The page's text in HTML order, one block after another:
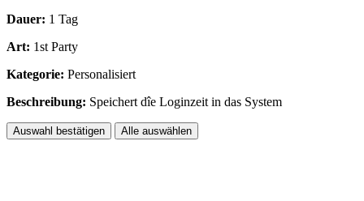
Dauer: 1 Tag
Art: 1st Party
Kategorie: Personalisiert
Beschreibung: Speichert dîe Loginzeit in das System
Auswahl bestätigen Alle auswählen